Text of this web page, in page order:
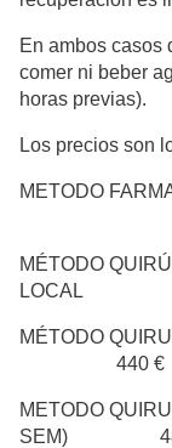
En ambos casos
comer ni beber
horas previas).
Los precios son
METODO
MÉTODO
MÉTODO
440 €
METODO
SEM)